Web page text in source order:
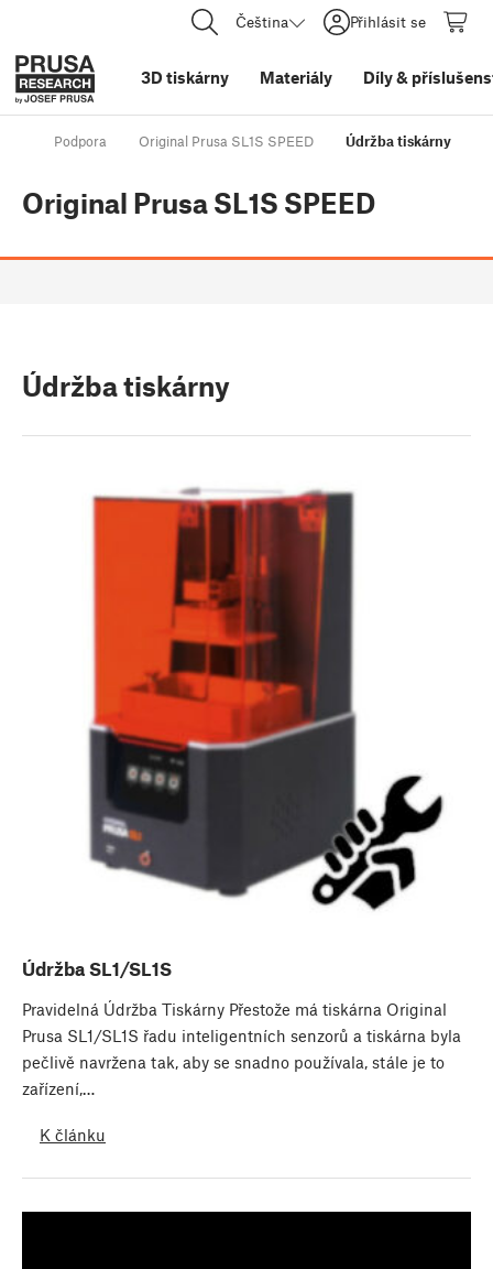
Čeština Přihlásit se
3D tiskárny Materiály Díly&
Podpora Original Prusa SL1S SPEED Údržba tiskárny
Original Prusa SL1S SPEED
Údržba tiskárny
Údržba SL1/SL1S
Pravidelná Údržba Tiskárny Přestože má tiskárna Original
Prusa SL1/SL1S řadu inteligentních senzorů a tiskárna byla
pečlivě navržena tak, aby se snadno používala, stále je to
zařízení,…
K článku